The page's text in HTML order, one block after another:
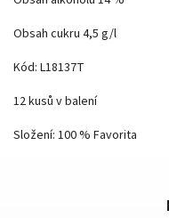
Obsah cukru 4,5 g/l
Kód: L18137T
12 kusů v balení
Složení: 100 % Favorita